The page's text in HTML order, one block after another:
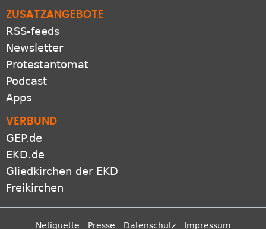
ZUSATZANGEBOTE
RSS-feeds
Newsletter
Protestantomat
Podcast
VERBUND
GEP.de
EKD.de
Gliedkirchen der EKD